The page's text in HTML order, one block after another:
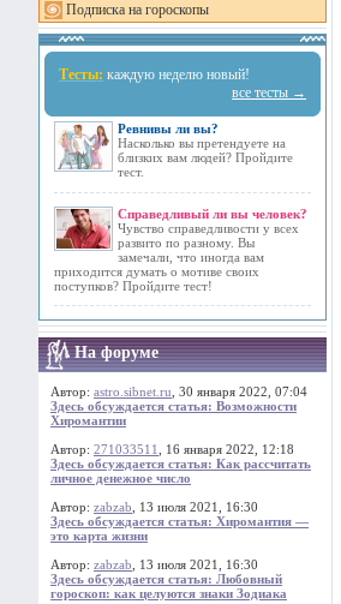
Подписка на гороскопы
Тесты: каждую неделю новый!
все тесты →
Ревнивы ли вы?
Насколько вы претендуете на
близких вам людей? Пройдите
тест.
Справедливый ли вы человек?
Чувство справедливости у всех
развито по разному. Вы
замечали, что иногда вам
приходится думать о мотиве своих
поступков? Пройдите тест!
На форуме
Автор: astro.sibnet.ru , 30 января 2022, 07:04
Здесь обсуждается статья: Возможности
Хиромантии
Автор: 271033511
, 16 января 2022, 12:18
Здесь обсуждается статья: Как рассчитать
личное денежное число
Автор: zabzab , 13 июля 2021, 16:30
Здесь обсуждается статья: Хиромантия —
это карта жизни
Автор: zabzab , 13 июля 2021, 16:30
Здесь обсуждается статья: Любовный
гороскоп: как целуются знаки Зодиака